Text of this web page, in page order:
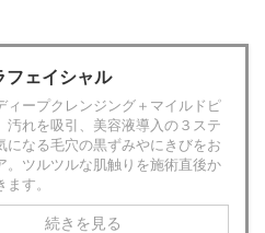
フェイシャル
ィープクレンジング＋マイルドピ
汚れを吸引、美容液導入の３ステ
になる毛穴の黒ずみやにきびをお
。ツルツルな肌触りを施術直後か
す。
続きを見る